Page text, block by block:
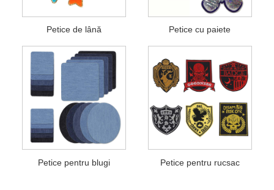
Petice de lână Petice cu paiete
Petice pentru blugi Petice pentru rucsac